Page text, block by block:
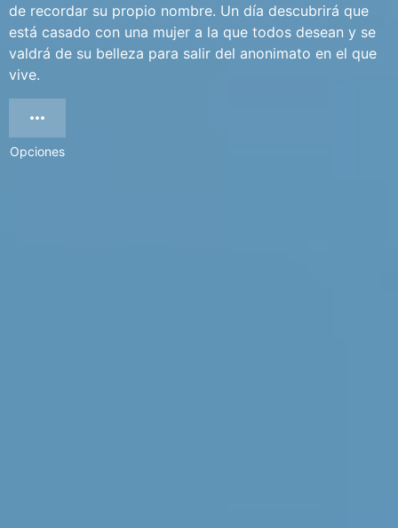
de recordar su propio nombre. Un día descubrirá que
está casado con una mujer a la que todos desean y se
valdrá de su belleza para salir del anonimato en el que
vive.
Opciones